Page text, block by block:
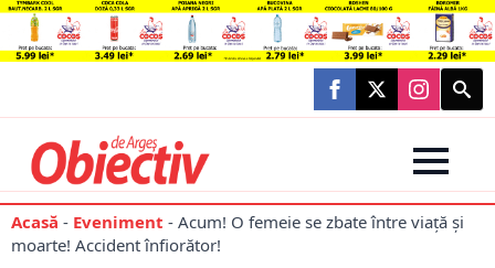
Search
for:
Acasă - Eveniment - Acum! O femeie se zbate între viață și
moarte! Accident înfiorător!